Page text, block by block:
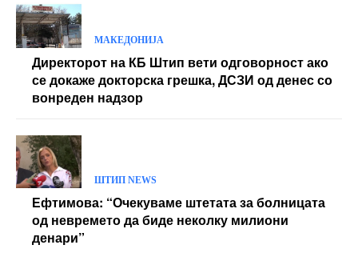
МАКЕДОНИЈА
Директорот на КБ Штип вети одговорност ако
се докаже докторска грешка, ДСЗИ од денес со
вонреден надзор
ШТИП NEWS
Ефтимова: “Очекуваме штетата за болницата
од невремето да биде неколку милиони
денари”